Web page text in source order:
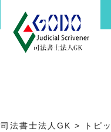
司法書士法人GK > トピ